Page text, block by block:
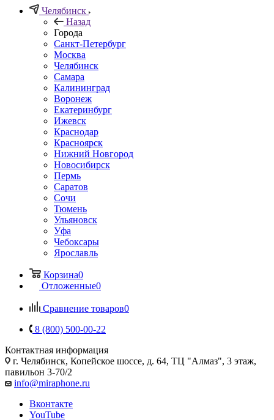
Челябинск
Назад
Города
Санкт-Петербург
Москва
Челябинск
Самара
Калининград
Воронеж
Екатеринбург
Ижевск
Краснодар
Красноярск
Нижний Новгород
Новосибирск
Пермь
Саратов
Сочи
Тюмень
Ульяновск
Уфа
Чебоксары
Ярославль
Корзина0
Отложенные0
Сравнение товаров0
8 (800) 500-00-22
Контактная информация
г. Челябинск, Копейское шоссе, д. 64, ТЦ "Алмаз", 3 этаж,
павильон 3-70/2
info@miraphone.ru
Вконтакте
YouTube